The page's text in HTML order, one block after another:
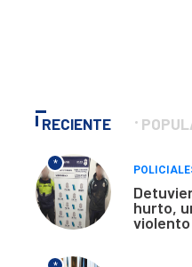
RECIENTE
*
hurto,